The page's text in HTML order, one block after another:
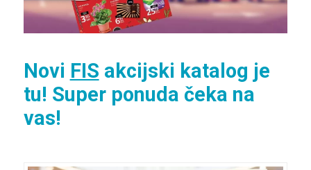
Novi FIS akcijski katalog je
tu! Super ponuda čeka na
vas!